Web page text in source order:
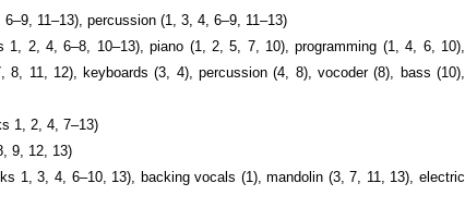
11–13), percussion (1, 3, 4, 6–9, 11–13)
1, 2, 4, 6–8, 10–13), piano (1, 2, 5, 7, 10), programming (1, 4, 6, 10),
8, 11, 12), keyboards (3, 4), percussion (4, 8), vocoder (8), bass (10),
1, 2, 4, 7–13)
9, 12, 13)
1, 3, 4, 6–10, 13), backing vocals (1), mandolin (3, 7, 11, 13), electric